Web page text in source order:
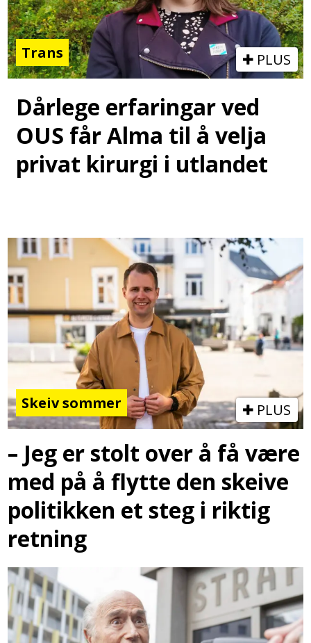
Trans PLUS
Dårlege erfaringar ved
OUS får Alma til å velja
privat kirurgi i utlandet
Skeiv sommer PLUS
– Jeg er stolt over å få være
med på å flytte den skeive
politikken et steg i riktig
retning